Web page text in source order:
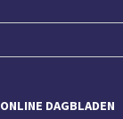
ONLINE DAGBLADEN